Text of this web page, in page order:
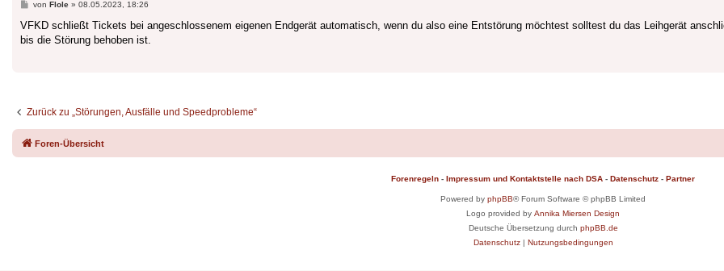
Beitrag
von Flole» 08.05.2023, 18:26
VFKD schließt Tickets bei angeschlossenem eigenen Endgerät automatisch, wenn du also eine Entstörung möchtest solltest du das Leihgerät
bis die Störung behoben ist.
Zurück zu „Störungen, Ausfälle und Speedprobleme“
Foren-Übersicht
Forenregeln - Impressum und Kontaktstelle nach DSA - Datenschutz - Partner
Powered by phpBB® Forum Software © phpBB Limited
Logo provided by Annika Miersen Design
Deutsche Übersetzung durch phpBB.de
Datenschutz| Nutzungsbedingungen